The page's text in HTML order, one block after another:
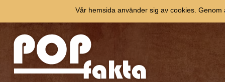
Vår hemsida använder sig av cookies.